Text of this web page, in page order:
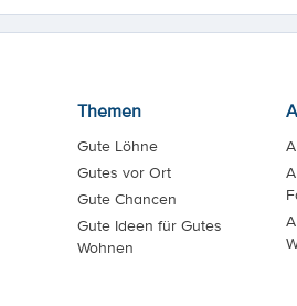
Themen
Gute Löhne
Gutes vor Ort
Gute Chancen
Gute Ideen für Gutes
Wohnen